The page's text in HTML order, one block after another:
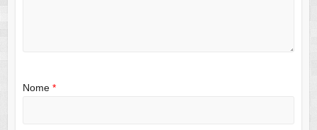
Nome *